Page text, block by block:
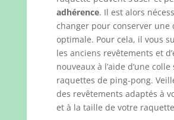
adhérence. Il est alors
changer pour conserver une
optimale. Pour cela, il vous
les anciens revêtements et
nouveaux à l’aide d’une
raquettes de ping-pong.
des revêtements adaptés à
et à la taille de votre